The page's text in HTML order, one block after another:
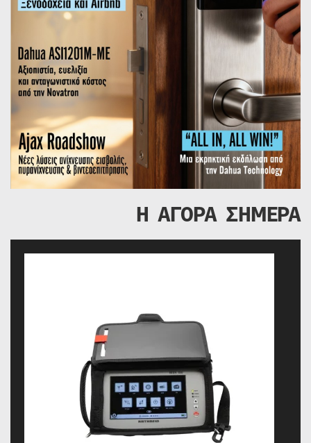
Η ΑΓΟΡΑ ΣΗΜΕΡΑ